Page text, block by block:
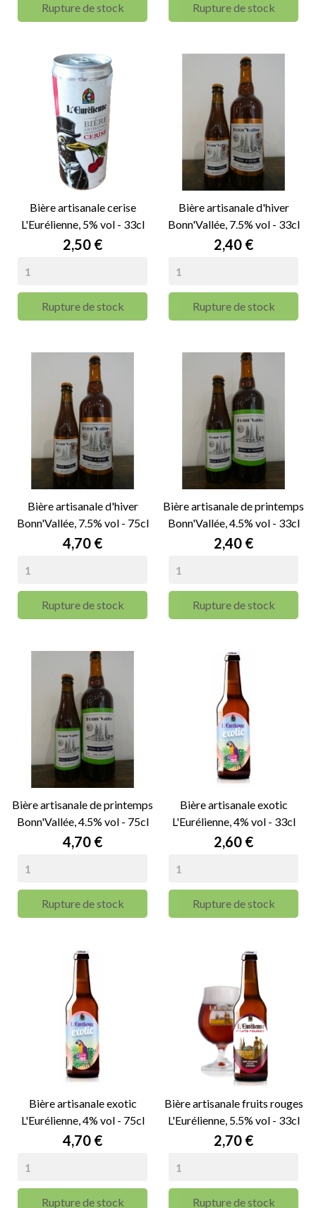
Rupture de stock Rupture de stock
Bière artisanale cerise
L'Eurélienne, 5% vol - 33cl
Prix
2,50 €
Rupture de stock
Bière artisanale d'hiver
Bonn'Vallée, 7.5% vol - 33cl
Prix
2,40 €
Rupture de stock
Bière artisanale d'hiver
Bonn'Vallée, 7.5% vol - 75cl
Prix
4,70 €
Rupture de stock
Bière artisanale de printemps
Bonn'Vallée, 4.5% vol - 33cl
Prix
2,40 €
Rupture de stock
Bière artisanale de printemps
Bonn'Vallée, 4.5% vol - 75cl
Prix
4,70 €
Rupture de stock
Bière artisanale exotic
L'Eurélienne, 4% vol - 33cl
Prix
2,60 €
Rupture de stock
Bière artisanale exotic
L'Eurélienne, 4% vol - 75cl
Prix
4,70 €
Rupture de stock
Bière artisanale fruits rouges
L'Eurélienne, 5.5% vol - 33cl
Prix
2,70 €
Rupture de stock